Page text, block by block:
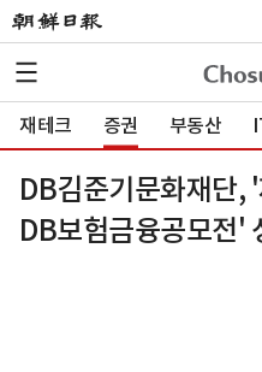
재테크 증권 부동산
DB김준기문화재단,
DB보험금융공모전'